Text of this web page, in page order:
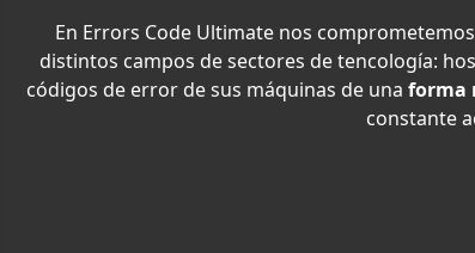
En Errors Code Ultimate nos
distintos campos de sectores de tencología:
códigos de error de sus máquinas de una forma
constante